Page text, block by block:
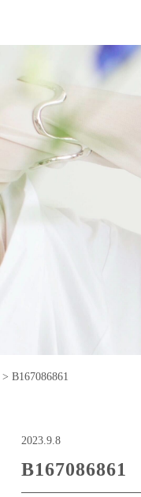
> B167086861
2023.9.8
B167086861